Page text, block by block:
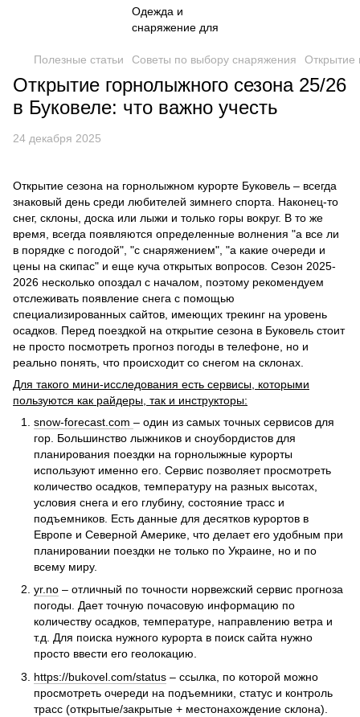
Полезные статьи Советы по выбору снаряжения Открытие
Открытие горнолыжного сезона 25/26
в Буковеле: что важно учесть
24 декабря 2025
Открытие сезона на горнолыжном курорте Буковель – всегда
знаковый день среди любителей зимнего спорта. Наконец-то
снег, склоны, доска или лыжи и только горы вокруг. В то же
время, всегда появляются определенные волнения "а все ли
в порядке с погодой", "с снаряжением", "а какие очереди и
цены на скипас" и еще куча открытых вопросов. Сезон 2025-
2026 несколько опоздал с началом, поэтому рекомендуем
отслеживать появление снега с помощью
специализированных сайтов, имеющих трекинг на уровень
осадков. Перед поездкой на открытие сезона в Буковель стоит
не просто посмотреть прогноз погоды в телефоне, но и
реально понять, что происходит со снегом на склонах.
Для такого мини-исследования есть сервисы, которыми
пользуются как райдеры, так и инструкторы:
snow-forecast.com – один из самых точных сервисов для
гор. Большинство лыжников и сноубордистов для
планирования поездки на горнолыжные курорты
используют именно его. Сервис позволяет просмотреть
количество осадков, температуру на разных высотах,
условия снега и его глубину, состояние трасс и
подъемников. Есть данные для десятков курортов в
Европе и Северной Америке, что делает его удобным при
планировании поездки не только по Украине, но и по
всему миру.
yr.no – отличный по точности норвежский сервис прогноза
погоды. Дает точную почасовую информацию по
количеству осадков, температуре, направлению ветра и
т.д. Для поиска нужного курорта в поиск сайта нужно
просто ввести его геолокацию.
https://bukovel.com/status – ссылка, по которой можно
просмотреть очереди на подъемники, статус и контроль
трасс (открытые/закрытые + местонахождение склона).